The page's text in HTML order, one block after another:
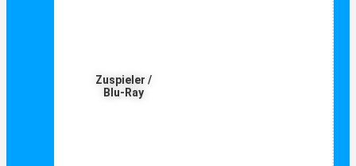
Zuspieler /
Blu-Ray